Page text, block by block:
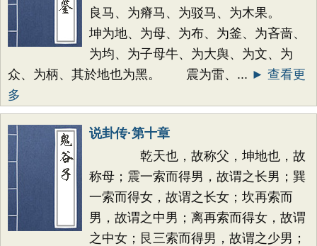
良马、为瘠马、为驳马、为木果。
坤为地、为母、为布、为釜、为吝啬、
为均、为子母牛、为大舆、为文、为
众、为柄、其於地也为黑。 震为雷、... ► 查看更
多
说卦传·第十章
乾天也，故称父，坤地也，故
称母；震一索而得男，故谓之长男；巽
一索而得女，故谓之长女；坎再索而
男，故谓之中男；离再索而得女，故谓
之中女；艮三索而得男，故谓之少男；